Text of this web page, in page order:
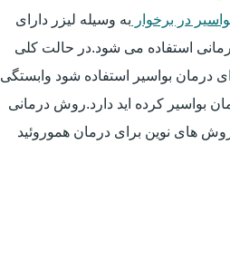
در برخوار به وسیله لیزر دارای
استفاده می شود.در حالت کلی
درمان بواسیر استفاده شود وابستگی
بواسیر کرده اید دارد.روش درمانی
های نوین برای درمان هموروئید